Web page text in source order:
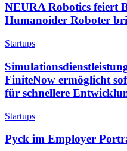
NEURA Robotics feiert
Humanoider Roboter
Startups
FiniteNow ermöglicht
für schnellere
Startups
Pyck im Employer